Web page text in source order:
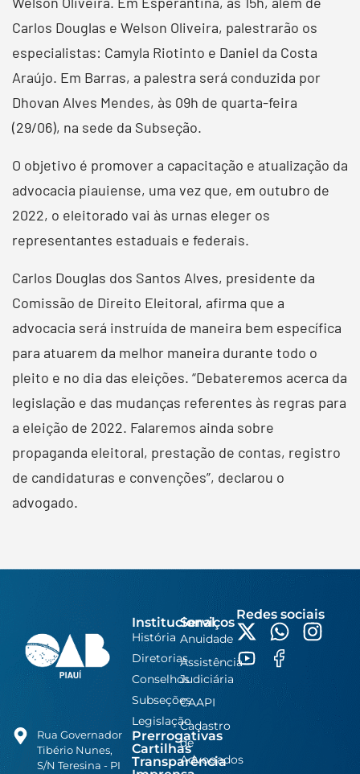
Carlos Douglas e Welson Oliveira, palestrarão os
especialistas: Camyla Riotinto e Daniel da Costa
Araújo. Em Barras, a palestra será conduzida por
Dhovan Alves Mendes, às 09h de quarta-feira
(29/06), na sede da Subseção.
O objetivo é promover a capacitação e atualização da
advocacia piauiense, uma vez que, em outubro de
2022, o eleitorado vai às urnas eleger os
representantes estaduais e federais.
Carlos Douglas dos Santos Alves, presidente da
Comissão de Direito Eleitoral, afirma que a
advocacia será instruída de maneira bem específica
para atuarem da melhor maneira durante todo o
pleito e no dia das eleições. “Debateremos acerca da
legislação e das mudanças referentes às regras para
a eleição de 2022. Falaremos ainda sobre
propaganda eleitoral, prestação de contas, registro
de candidaturas e convenções”, declarou o
advogado.
Rua Governador
Tibério Nunes,
S/N Teresina - PI
Institucional
História
Diretorias
Conselhos
Subseções
Legislação
Prerrogativas
Cartilhas
Transparência
Serviços
Anuidade
Assistência
Judiciária
CAAPI
Cadastro
de
Advogados
Redes sociais